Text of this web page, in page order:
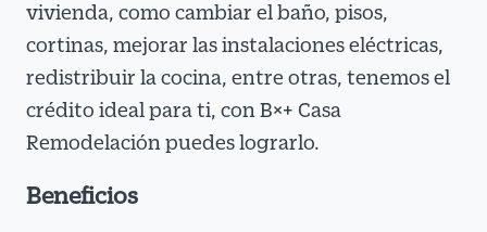
vivienda, como cambiar el baño, pisos,
cortinas, mejorar las instalaciones eléctricas,
redistribuir la cocina, entre otras, tenemos el
crédito ideal para ti, con B×+ Casa
Remodelación puedes lograrlo.
Beneficios